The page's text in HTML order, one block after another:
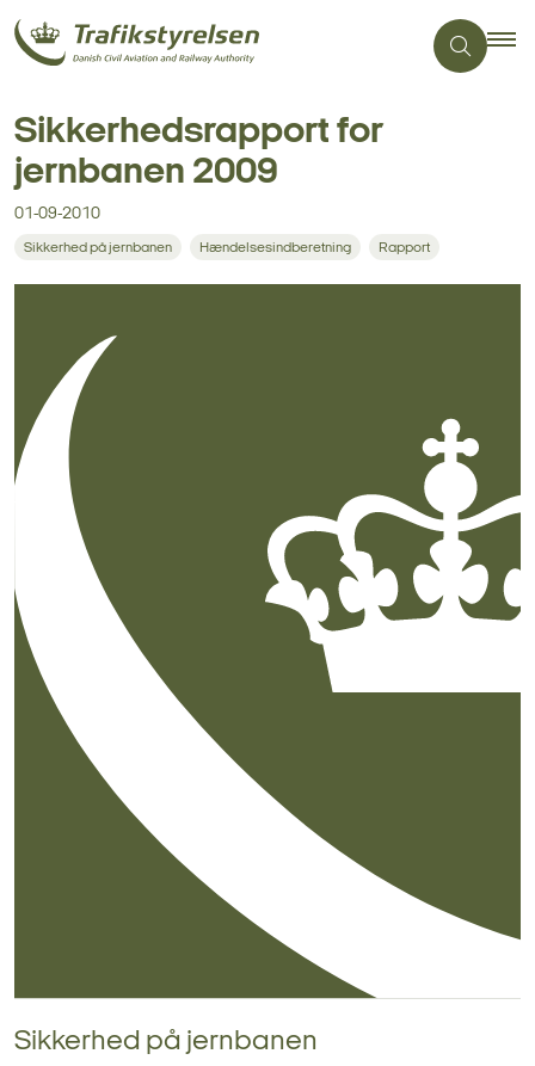
Sikkerhedsrapport for
jernbanen 2009
01-09-2010
Sikkerhed på jernbanen Hændelsesindberetning Rapport
Sikkerhed på jernbanen